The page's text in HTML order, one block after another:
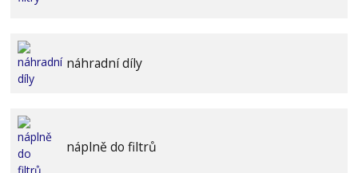
náhradní díly
náplně do filtrů